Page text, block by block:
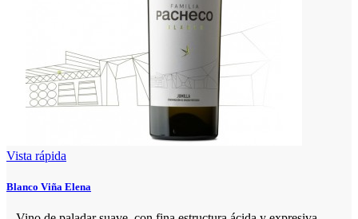
Vista rápida
Blanco Viña Elena